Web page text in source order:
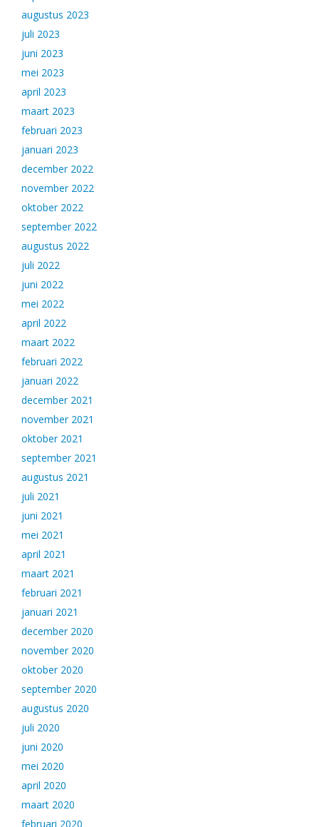
augustus 2023
juli 2023
juni 2023
mei 2023
april 2023
maart 2023
februari 2023
januari 2023
december 2022
november 2022
oktober 2022
september 2022
augustus 2022
juli 2022
juni 2022
mei 2022
april 2022
maart 2022
februari 2022
januari 2022
december 2021
november 2021
oktober 2021
september 2021
augustus 2021
juli 2021
juni 2021
mei 2021
april 2021
maart 2021
februari 2021
januari 2021
december 2020
november 2020
oktober 2020
september 2020
augustus 2020
juli 2020
juni 2020
mei 2020
april 2020
maart 2020
februari 2020